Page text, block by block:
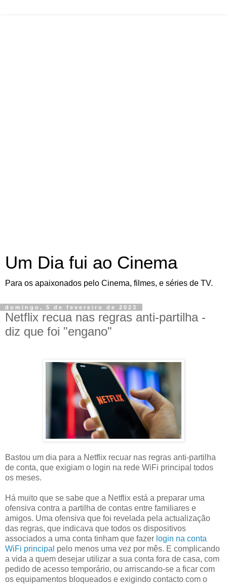
Um Dia fui ao Cinema
Para os apaixonados pelo Cinema, filmes, e séries de TV.
domingo, 5 de fevereiro de 2023
Netflix recua nas regras anti-partilha -
diz que foi "engano"
Bastou um dia para a Netflix recuar nas regras anti-partilha
de conta, que exigiam o login na rede WiFi principal todos
os meses.
Há muito que se sabe que a Netflix está a preparar uma
ofensiva contra a partilha de contas entre familiares e
amigos. Uma ofensiva que foi revelada pela actualização
das regras, que indicava que todos os dispositivos
associados a uma conta tinham que fazer login na conta
WiFi principal pelo menos uma vez por mês. E complicando
a vida a quem desejar utilizar a sua conta fora de casa, com
pedido de acesso temporário, ou arriscando-se a ficar com
os equipamentos bloqueados e exigindo contacto com o